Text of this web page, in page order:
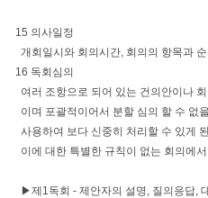
15 의사일정
개회일시와 회의시간, 회의의 항목과
16 독회심의
여러 조항으로 되어 있는 건의안이나
이며 포괄적이어서 분할 심의 할 수 없
사용하여 보다 신중히 처리할 수 있게
이에 대한 특별한 규칙이 없는 회의에
▶제1독회 - 제안자의 설명, 질의응답,